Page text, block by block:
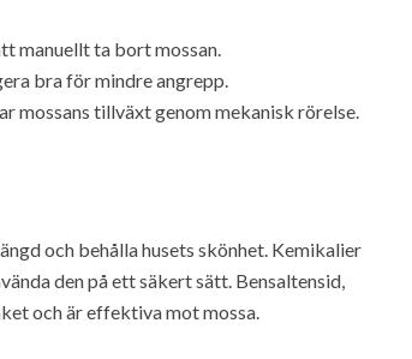
manuellt ta bort mossan.
bra för mindre angrepp.
mossans tillväxt genom mekanisk rörelse.
och behålla husets skönhet. Kemikalier
den på ett säkert sätt. Bensaltensid,
och är effektiva mot mossa.